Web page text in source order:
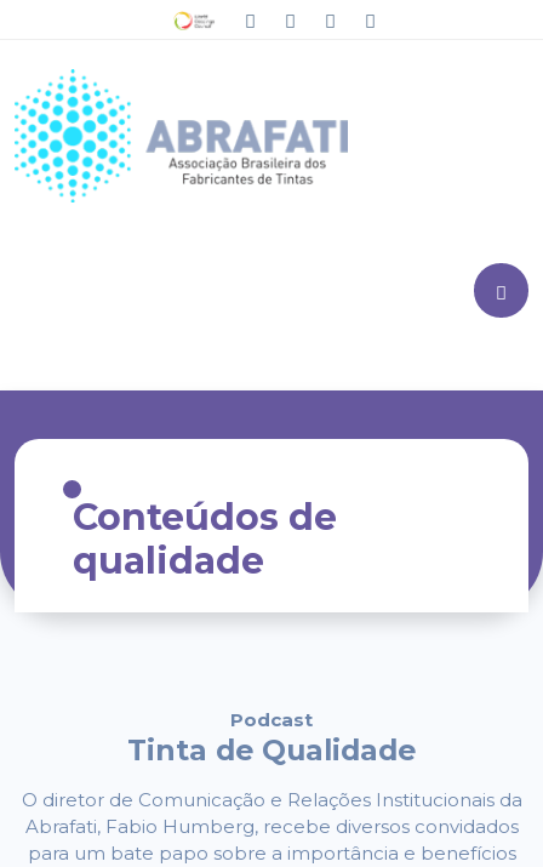
Conteúdos de
qualidade
Podcast
Tinta de Qualidade
O diretor de Comunicação e Relações Institucionais da
Abrafati, Fabio Humberg, recebe diversos convidados
para um bate papo sobre a importância e benefícios